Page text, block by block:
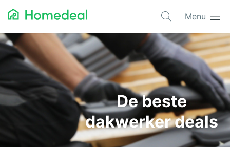
Menu
Populaire projecten
Aannemer
Airco
Alarmsystemen
De beste
dakwerker deals